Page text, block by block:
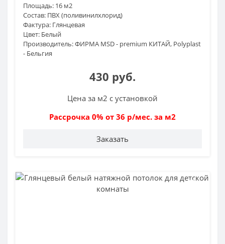
Площадь: 16 м2
Состав: ПВХ (поливинилхлорид)
Фактура: Глянцевая
Цвет: Белый
Производитель:ФИРМА MSD - premium КИТАЙ, Polyplast
- Бельгия
430 руб.
Цена за м2 с установкой
Рассрочка 0% от 36 р/мес. за м2
Заказать